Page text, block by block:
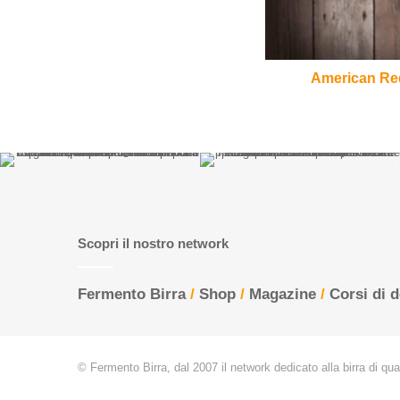
American
Scopri il nostro network
Fermento Birra/ Shop / Magazine / Corsi di
© Fermento Birra, dal 2007 il network dedicato alla birra di